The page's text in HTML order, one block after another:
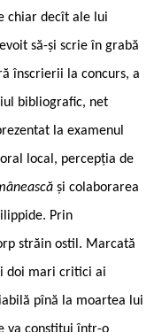
chiar decît ale lui
să-și scrie în grabă
înscrierii la concurs, a
bibliografic, net
la examenul
local, percepția de
și colaborarea
Prin
străin ostil. Marcată
doi mari critici ai
pînă la moartea lui
va constitui într-o